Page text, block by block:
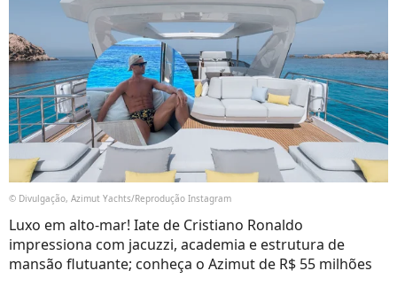
© Divulgação, Azimut Yachts/Reprodução Instagram
Luxo em alto-mar! Iate de Cristiano Ronaldo
impressiona com jacuzzi, academia e estrutura de
mansão flutuante; conheça o Azimut de R$ 55 milhões